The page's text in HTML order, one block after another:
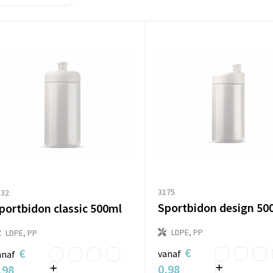
classic 500ml
LDPE, PP
€
3175
Sportbidon design
LDPE, PP
vanaf €
0,98